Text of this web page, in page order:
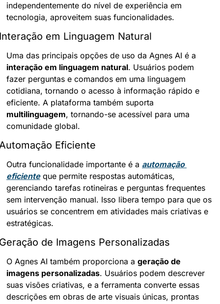
independentemente do nível de experiência em
tecnologia, aproveitem suas funcionalidades.
em Linguagem Natural
interação em linguagem natural. Usuários podem
fazer perguntas e comandos em uma linguagem
cotidiana, tornando o acesso à informação rápido e
multilinguagem, tornando-se acessível para uma
comunidade global.
Eficiente
Outra funcionalidade importante é a automação
eficiente que permite respostas automáticas,
gerenciando tarefas rotineiras e perguntas frequentes
sem intervenção manual. Isso libera tempo para que os
usuários se concentrem em atividades mais criativas e
estratégicas.
de Imagens Personalizadas
O Agnes AI também proporciona a geração de
imagens personalizadas. Usuários podem descrever
suas visões criativas, e a ferramenta converte essas
descrições em obras de arte visuais únicas, prontas